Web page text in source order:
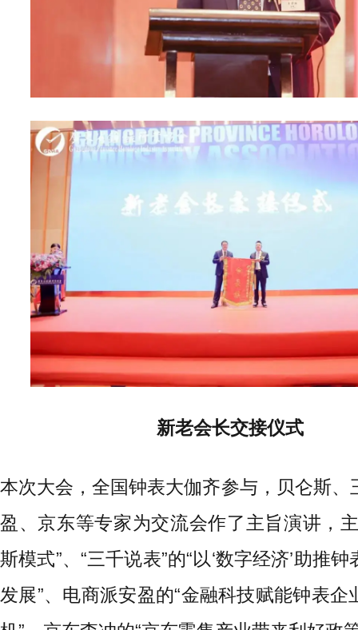
新老会长交接仪式
本次大会，全国钟表大伽齐参与，贝仑斯、
盈、京东等专家为交流会作了主旨演讲，
斯模式”、“三千说表”的“以‘数字经济’助推
发展”、电商派安盈的“金融科技赋能钟表企